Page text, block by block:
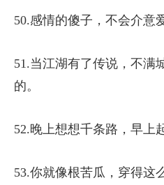
50.感情的傻子，不会介意
51.当江湖有了传说，不满
的。
52.晚上想想千条路，早上
53.你就像根苦瓜，穿得这